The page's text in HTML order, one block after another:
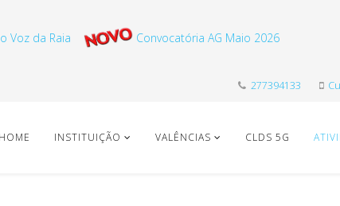
Voz da Raia Convocatória AG Maio 2026
277394133
HOME INSTITUIÇÃO VALÊNCIAS CLDS 5G